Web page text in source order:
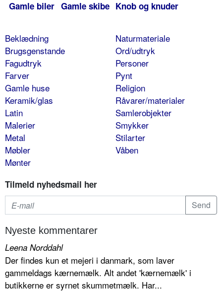
Gamle biler Gamle skibe Knob og knuder
Beklædning
Brugsgenstande
Fagudtryk
Farver
Gamle huse
Keramik/glas
Latin
Malerier
Metal
Møbler
Mønter
Naturmateriale
Ord/udtryk
Personer
Pynt
Religion
Råvarer/materialer
Samlerobjekter
Smykker
Stilarter
Våben
Tilmeld nyhedsmail her
Nyeste kommentarer
Leena Norddahl
Der findes kun et mejeri i danmark, som laver
gammeldags kærnemælk. Alt andet 'kærnemælk' i
butikkerne er syrnet skummetmælk. Har...